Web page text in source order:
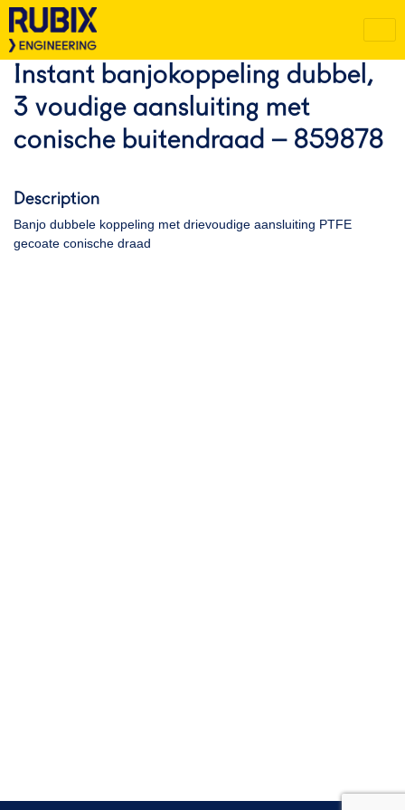
Instant banjokoppeling dubbel,
3 voudige aansluiting met
conische buitendraad – 859878
Description
Banjo dubbele koppeling met drievoudige aansluiting PTFE
gecoate conische draad